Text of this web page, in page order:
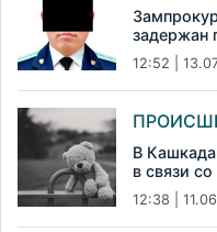
задержан
12:52 |
В
в связи
12:38 | 11.06